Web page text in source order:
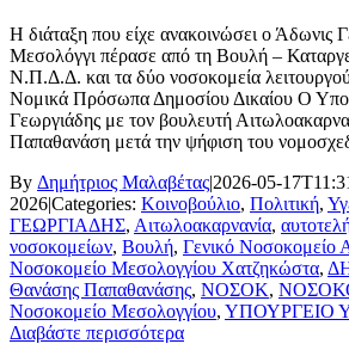
Η διάταξη που είχε ανακοινώσει ο Άδωνις
Μεσολόγγι πέρασε από τη Βουλή –
Ν.Π.Δ.Δ. και τα δύο νοσοκομεία
Νομικά Πρόσωπα Δημοσίου Δικαίου Ο
Γεωργιάδης με τον βουλευτή
Παπαθανάση μετά την ψήφιση του
By Δημήτριος Μαλαβέτας|2026-05-
2026|Categories: Κοινοβούλιο, Πολιτική,
ΓΕΩΡΓΙΑΔΗΣ, Αιτωλοακαρνανία,
νοσοκομείων, Βουλή, Γενικό Νοσοκομείο
Νοσοκομείο Μεσολογγίου Χατζηκώστα,
Θανάσης Παπαθανάσης, ΝΟΣΟΚ,
Νοσοκομείο Μεσολογγίου, ΥΠΟΥΡΓΕΙΟ
Διαβάστε περισσότερα